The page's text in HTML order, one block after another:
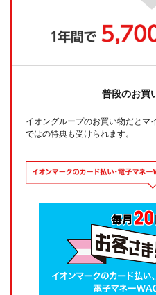
普段のお買
イオングループのお買い物だとマ
ではの特典も受けられます。